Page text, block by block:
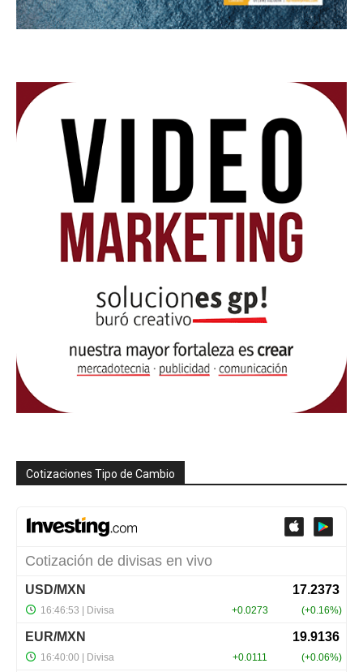
Cotizaciones Tipo de Cambio